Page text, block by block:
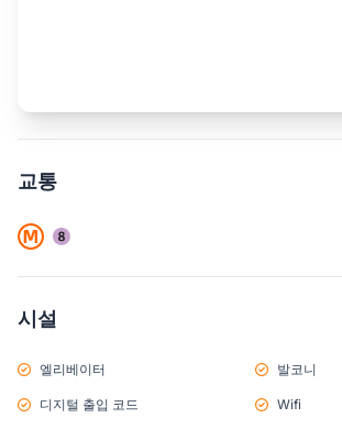
교통
시설
엘리베이터 발코니
디지털 출입 코드 Wifi